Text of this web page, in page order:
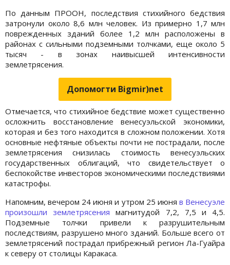
По данным ПРООН, последствия стихийного бедствия
затронули около 8,6 млн человек. Из примерно 1,7 млн
поврежденных зданий более 1,2 млн расположены в
районах с сильными подземными толчками, еще около 5
тысяч - в зонах наивысшей интенсивности
землетрясения.
Допомогти Bigmir)net
Отмечается, что стихийное бедствие может существенно
осложнить восстановление венесуэльской экономики,
которая и без того находится в сложном положении. Хотя
основные нефтяные объекты почти не пострадали, после
землетрясения снизилась стоимость венесуэльских
государственных облигаций, что свидетельствует о
беспокойстве инвесторов экономическими последствиями
катастрофы.
Напомним, вечером 24 июня и утром 25 июня в Венесуэле
произошли землетрясения магнитудой 7,2, 7,5 и 4,5.
Подземные толчки привели к разрушительным
последствиям, разрушено много зданий. Больше всего от
землетрясений пострадал прибрежный регион Ла-Гуайра
к северу от столицы Каракаса.